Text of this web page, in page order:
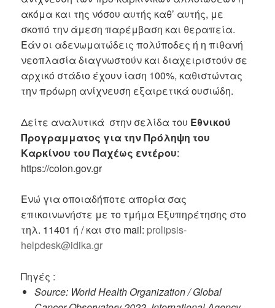
ακόμα και της νόσου αυτής καθ’ αυτής, με
σκοπό την άμεση παρέμβαση και θεραπεία.
Εάν οι αδενωματώδεις πολύποδες ή η πιθανή
νεοπλασία διαγνωστούν και διαχειριστούν σε
αρχικό στάδιο έχουν ίαση 100%, καθιστώντας
την πρόωρη ανίχνευση εξαιρετικά ουσιώδη.
Δείτε αναλυτικά στην σελίδα του Εθνικού
Προγραμματος για την Πρόληψη του
Καρκίνου του Παχέως εντέρου:
https://colon.gov.gr
Ενώ για οποιαδήποτε απορία σας
επικοινωνήστε με το τμήμα Εξυπηρέτησης στο
τηλ. 11401 ή / και στο mail: prolipsis-
helpdesk@idika.gr
Πηγές :
Source: World Health Organization / Global